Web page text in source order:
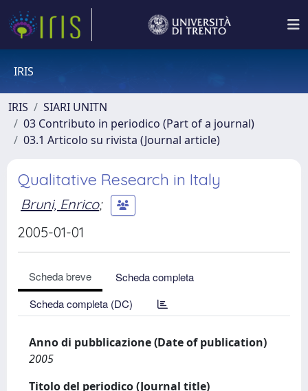
IRIS
IRIS
SIARI UNITN
03 Contributo in periodico (Part of a journal)
03.1 Articolo su rivista (Journal article)
Qualitative Research in Italy
Bruni, Enrico;
2005-01-01
Scheda breve
Scheda completa
Scheda completa (DC)
Anno di pubblicazione (Date of publication)
2005
Titolo del periodico (Journal title)